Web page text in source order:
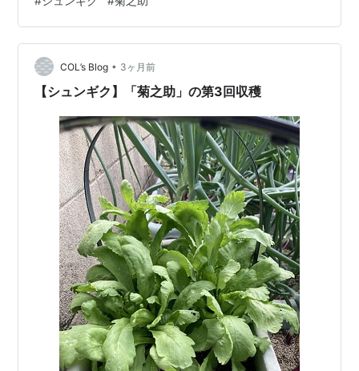
COL’s Blog • 3ヶ月前
【シュンギク】「菊之助」の第3回収穫